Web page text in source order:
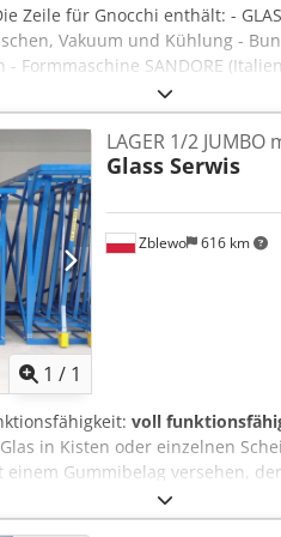
Zeile für Gnocchi enthält: -
Vakuum und Kühlung -
Formmaschine SANDORE
des Produktes in den
(Rüttelsiebe,
4107, Leistung 4,7 kW - SARP
mit Vakuumextraktion aus
Typ Z, Höhe 500 cm -
hoch - BVBA (Belgien) 10-Kopf-
Typ ETI 422N, lineare
der das fertige Produkt
einer Höhe von 260 cm +
1 / 1
Zblewo 616 km
LAGER 1/2
Glass Serwis
voll
in Kisten oder einzelnen
Gummibelag versehen,
Lagerung von Scheiben mit
verschraubt. Dcjdpfjzgff Nsx